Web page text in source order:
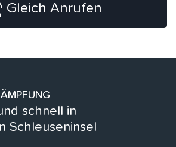
Gleich Anrufen
schnell in
Schleuseninsel